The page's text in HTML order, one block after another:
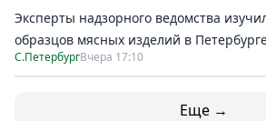
Эксперты надзорного ведомства
образцов мясных изделий в
С.ПетербургВчера 17:10
Еще →